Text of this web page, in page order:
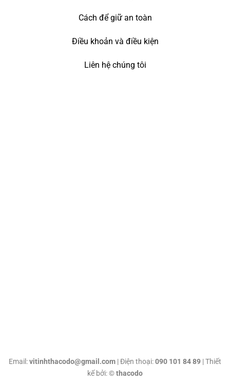
Cách để giữ an toàn
Điều khoản và điều kiện
Liên hệ chúng tôi
Email:vitinhthacodo@gmail.com | Điện thoại:090 101 84 89 | Thiết
kế bởi: ©thacodo